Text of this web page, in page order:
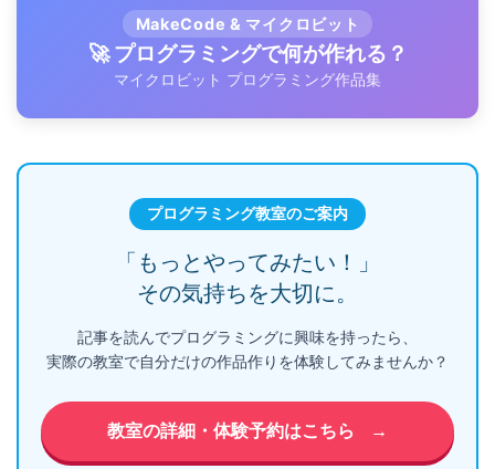
MakeCode & マイクロビット
🚀 プログラミングで何が作れる？
マイクロビット プログラミング作品集
プログラミング教室のご案内
「もっとやってみたい！」
その気持ちを大切に。
記事を読んでプログラミングに興味を持ったら、
実際の教室で自分だけの作品作りを体験してみませんか？
教室の詳細・体験予約はこちら →